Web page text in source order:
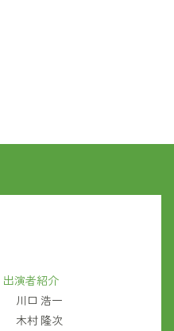
出演者紹介
川口 浩一
木村 隆次